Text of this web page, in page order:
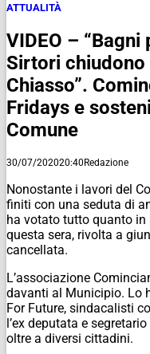
ATTUALITÀ
VIDEO –
Sirtori
Chiasso”.
Fridays e
Comune
30/07/202020:40Redazione
Nonostante i lavori del
finiti con una seduta di
ha votato tutto quanto
questa sera, rivolta a
cancellata.
L’associazione
davanti al Municipio. Lo
For Future, sindacalisti
l’ex deputata e
oltre a diversi cittadini.